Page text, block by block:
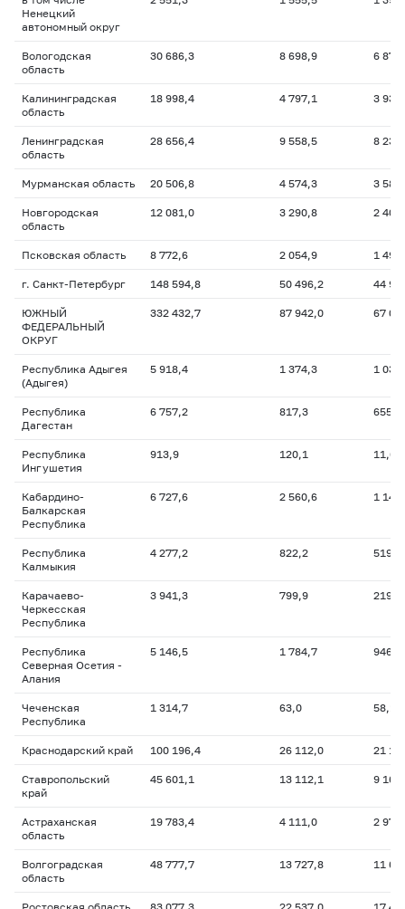
Ненецкий
автономный округ
Вологодская
область
30 686,3 8 698,9 6
Калининградская
область
18 998,4 4 797,1 3
Ленинградская
область
28 656,4 9 558,5 8
Мурманская область 20 506,8 4 574,3 3
Новгородская
область
12 081,0 3 290,8 2
Псковская область 8 772,6 2 054,9 1
г. Санкт-Петербург 148 594,8 50 496,2 44
ЮЖНЫЙ
ФЕДЕРАЛЬНЫЙ
ОКРУГ
332 432,7 87 942,0 67
Республика Адыгея
(Адыгея)
5 918,4 1 374,3 1
Республика
Дагестан
6 757,2 817,3 655,8
Республика
Ингушетия
913,9 120,1 11,6
Кабардино-
Балкарская
Республика
6 727,6 2 560,6 1
Республика
Калмыкия
4 277,2 822,2 519,8
Карачаево-
Черкесская
Республика
3 941,3 799,9 219,5
Республика
Северная Осетия -
Алания
5 146,5 1 784,7 946,6
Чеченская
Республика
1 314,7 63,0 58,1
Краснодарский край 100 196,4 26 112,0 21
Ставропольский
край
45 601,1 13 112,1 9
Астраханская
область
19 783,4 4 111,0 2
Волгоградская
область
48 777,7 13 727,8 11